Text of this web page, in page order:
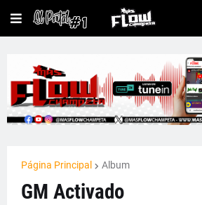
Página Principal Album
GM Activado